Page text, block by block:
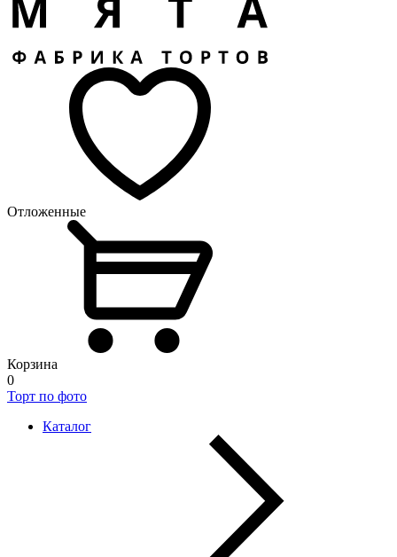
Отложенные
Корзина
0
Торт по фото
Каталог